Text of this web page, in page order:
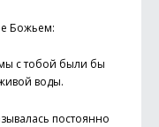
Божьем:
с тобой были бы
воды.
постоянно